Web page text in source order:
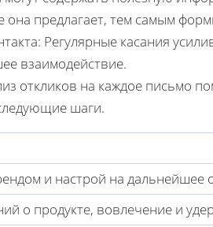
она предлагает, тем самым
Регулярные касания
взаимодействие.
откликов на каждое письмо
шаги.
и настрой на дальнейшее
о продукте, вовлечение и